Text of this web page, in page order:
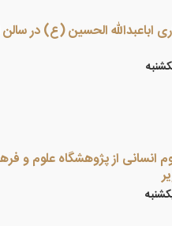
اباعبدالله الحسین (ع) در
انسانی از پژوهشگاه علوم و